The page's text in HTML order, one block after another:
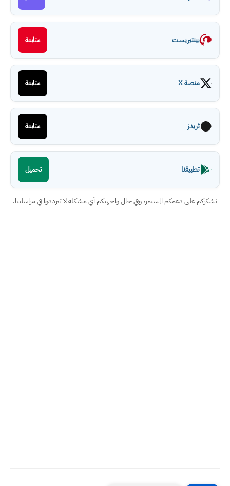
بينتيريست متابعة
منصة X متابعة
ثريدز متابعة
تطبيقنا تحميل
نشكركم على دعمكم المستمر، وفي حال واجهتكم أي مشكلة لا تترددوا في مراسلتنا.